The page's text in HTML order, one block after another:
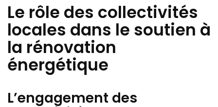
Le rôle des collectivités
locales dans le soutien à
la rénovation
énergétique
L’engagement des